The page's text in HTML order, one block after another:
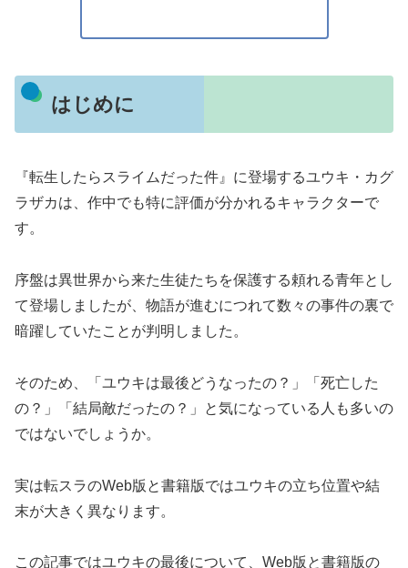
はじめに
『転生したらスライムだった件』に登場するユウキ・カグ
ラザカは、作中でも特に評価が分かれるキャラクターで
す。
序盤は異世界から来た生徒たちを保護する頼れる青年とし
て登場しましたが、物語が進むにつれて数々の事件の裏で
暗躍していたことが判明しました。
そのため、「ユウキは最後どうなったの？」「死亡した
の？」「結局敵だったの？」と気になっている人も多いの
ではないでしょうか。
実は転スラのWeb版と書籍版ではユウキの立ち位置や結
末が大きく異なります。
この記事ではユウキの最後について、Web版と書籍版の